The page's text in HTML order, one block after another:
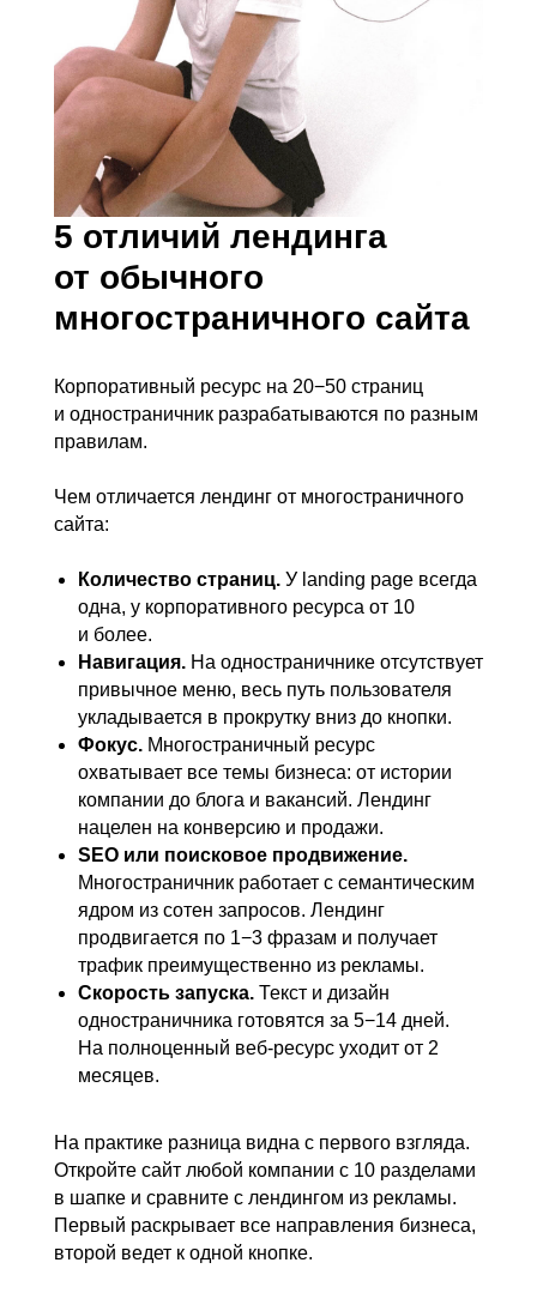
5 отличий лендинга
от обычного
многостраничного сайта
Корпоративный ресурс на 20−50 страниц
и одностраничник разрабатываются по разным
правилам.
Чем отличается лендинг от многостраничного
сайта:
Количество страниц. У landing page всегда
одна, у корпоративного ресурса от 10
и более.
Навигация. На одностраничнике отсутствует
привычное меню, весь путь пользователя
укладывается в прокрутку вниз до кнопки.
Фокус. Многостраничный ресурс
охватывает все темы бизнеса: от истории
компании до блога и вакансий. Лендинг
нацелен на конверсию и продажи.
SEO или поисковое продвижение.
Многостраничник работает с семантическим
ядром из сотен запросов. Лендинг
продвигается по 1−3 фразам и получает
трафик преимущественно из рекламы.
Скорость запуска. Текст и дизайн
одностраничника готовятся за 5−14 дней.
На полноценный веб-ресурс уходит от 2
месяцев.
На практике разница видна с первого взгляда.
Откройте сайт любой компании с 10 разделами
в шапке и сравните с лендингом из рекламы.
Первый раскрывает все направления бизнеса,
второй ведет к одной кнопке.